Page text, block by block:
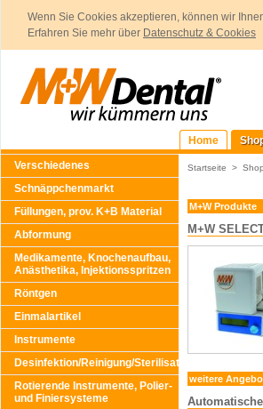
Wenn Sie Cookies akzeptieren, können wir
Erfahren Sie mehr über Datenschutz & Cookies
Home
Verschiedenes
Schnäppchenmarkt
Füllungen, prov. K+B Material
Abformung
Medikamente, Knochenaufbau,
Anästhetika, Injektionsspritzen
Röntgen
Einmalartikel
Instrumente
Desinfektion/Reinigung/Sterilisation
Rotierende Instrumente, Polier-
und Finiersysteme
Startseite > Shop
M+W Produkte
M+W
weitere